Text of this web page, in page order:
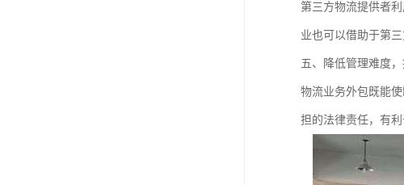
第三方物流提供者
业也可以借助于第
五、降低管理难度，
物流业务外包既能
担的法律责任，有利